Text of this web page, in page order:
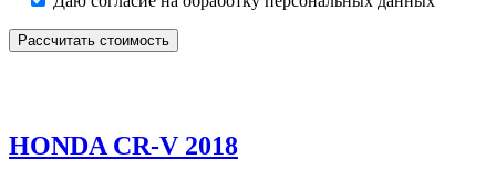
HONDA CR-V 2018